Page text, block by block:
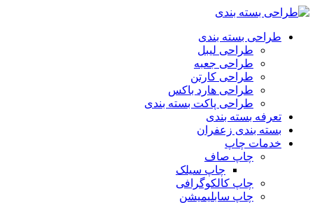
پرش
محتوا
طراحی بسته بندی
طراحی لیبل
طراحی جعبه
طراحی کارتن
طراحی هارد باکس
طراحی پاکت بسته بندی
تعرفه بسته بندی
بسته بندی زعفران
خدمات چاپ
چاپ صاف
چاپ سیلک
چاپ کالکوگرافی
چاپ سابلیمیشن